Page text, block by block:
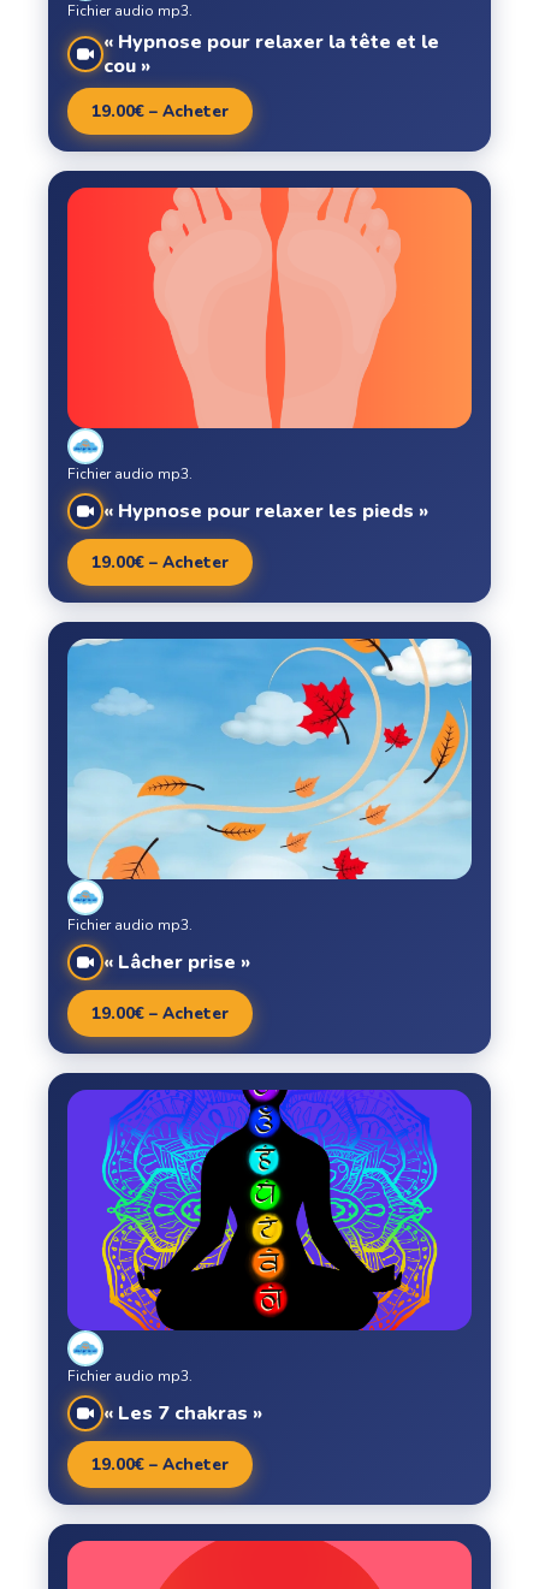
« Hypnose pour relaxer la tête et le
cou »
Fichier audio mp3.
19.00€ – Acheter
« Hypnose pour relaxer les pieds »
Fichier audio mp3.
19.00€ – Acheter
« Lâcher prise »
Fichier audio mp3.
19.00€ – Acheter
« Les 7 chakras »
Fichier audio mp3.
19.00€ – Acheter